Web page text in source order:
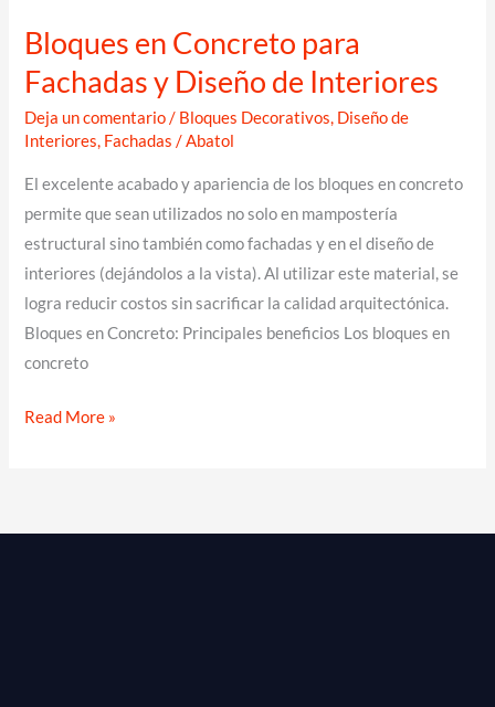
Bloques en Concreto para
Fachadas y Diseño de Interiores
Deja un comentario / Bloques Decorativos, Diseño de
Interiores, Fachadas /Abatol
El excelente acabado y apariencia de los bloques en concreto
permite que sean utilizados no solo en mampostería
estructural sino también como fachadas y en el diseño de
interiores (dejándolos a la vista). Al utilizar este material, se
logra reducir costos sin sacrificar la calidad arquitectónica.
Bloques en Concreto: Principales beneficios Los bloques en
concreto
Bloques
Fachadas
Read More »